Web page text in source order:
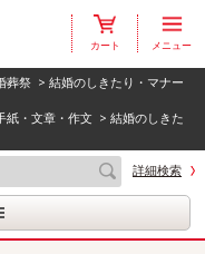
カート メニュー
葬祭 > 結婚のしきたり・マナー
紙・文章・作文 > 結婚のしきた
詳細検索